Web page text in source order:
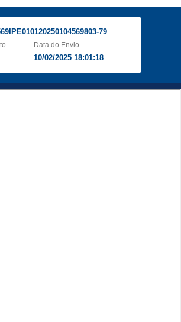
79
Data do Envio
10/02/2025 18:01:18